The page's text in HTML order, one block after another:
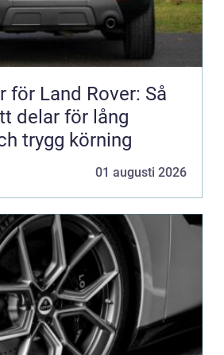
för Land Rover: Så
delar för lång
trygg körning
01 augusti 2026